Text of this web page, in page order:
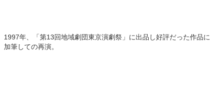
1997年、「第13回地域劇団東京演劇祭」に出品し好評だった作品に
加筆しての再演。